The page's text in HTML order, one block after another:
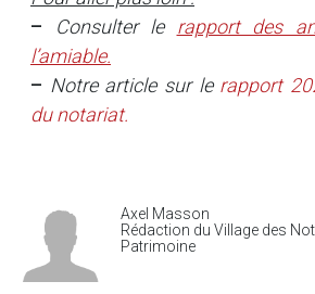
–
Consulter le rapport des
l’amiable.
– Notre article sur le rapport
du notariat.
Axel Masson
Rédaction du Village des
Patrimoine